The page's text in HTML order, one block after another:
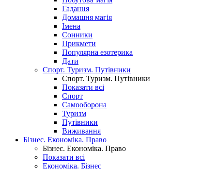
Гадання
Домашня магія
Імена
Сонники
Прикмети
Популярна езотерика
Дати
Спорт. Туризм. Путівники
Спорт. Туризм. Путівники
Показати всі
Спорт
Самооборона
Туризм
Путівники
Виживання
Бізнес. Економіка. Право
Бізнес. Економіка. Право
Показати всі
Економіка. Бізнес